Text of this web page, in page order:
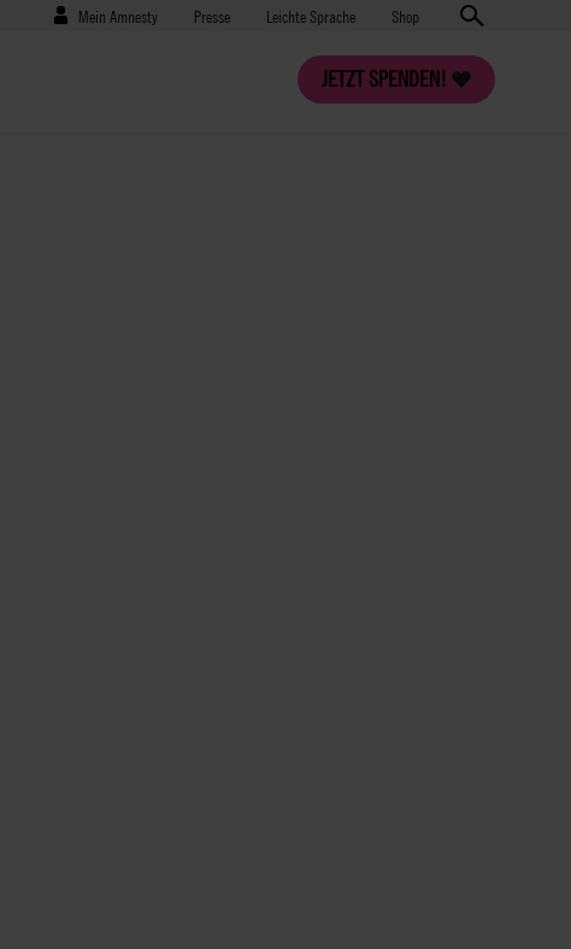
Benutzermenü
Mein Amnesty Presse
Presse Leichte Sprache Shop
JETZT SPENDEN!